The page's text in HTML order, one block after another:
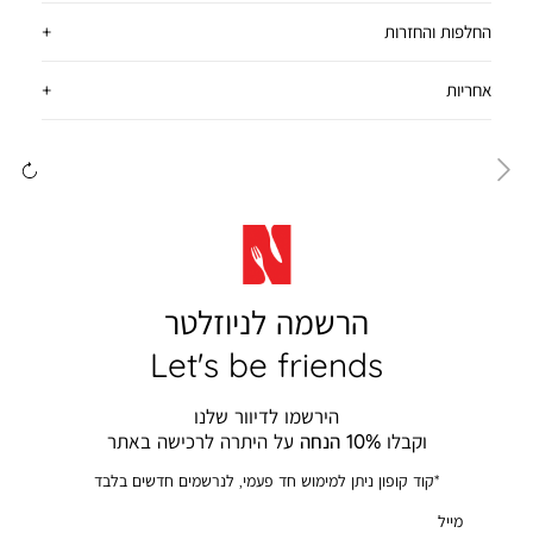
החלפות והחזרות
אחריות
הרשמה לניוזלטר
Let's be friends
הירשמו לדיוור שלנו
וקבלו10% הנחה על היתרה לרכישה באתר
*קוד קופון ניתן למימוש חד פעמי, לנרשמים חדשים בלבד
מייל